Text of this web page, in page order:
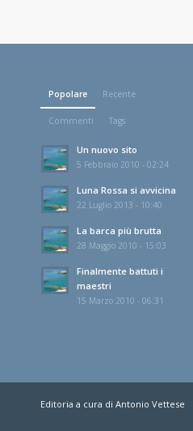
Popolare Recente
Commenti Tags
Un nuovo sito
5 Febbraio 2010 - 02:24
Luna Rossa si avvicina
22 Luglio 2013 - 10:40
La barca più brutta
28 Maggio 2010 - 15:03
Finalmente battuti i
maestri
15 Marzo 2010 - 06:31
Editoria a cura di Antonio Vettese